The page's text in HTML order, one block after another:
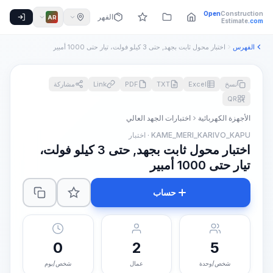
OpenConstruction
Estimate.com الفهرس AR
الفهرس اختبار محول ثابت بجهد, حتى 3 كيلو فولت، تيار حتى 1000 أمبير
نسخ Excel
TXT
PDF
Link
مشاركة
QR
الأجهزة الكهربائية
اختبارات الجهد العالي
KAME_MERI_KARIVO_KAPU · اختبار
اختبار محول ثابت بجهد, حتى 3 كيلو فولت،
تيار حتى 1000 أمبير
حساب
5
شخص/وحدة
2
عمال
0
شخص/يوم